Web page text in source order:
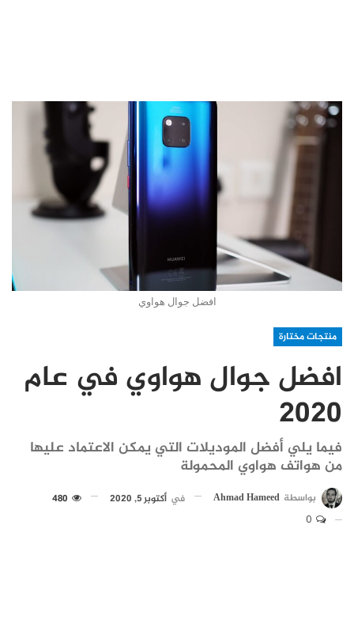
افضل جوال هواوي
منتجات مختارة
افضل جوال هواوي في عام
2020
فيما يلي أفضل الموديلات التي يمكن الاعتماد عليها
من هواتف هواوي المحمولة
بواسطة Ahmad Hameed في أكتوبر 5, 2020